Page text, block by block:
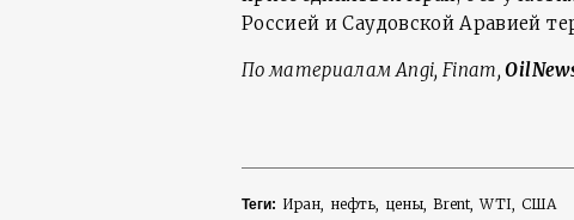
Россией и Саудовской Аравией
По материаламAngi, Finam,
Теги: Иран нефть цены Brent WTI США